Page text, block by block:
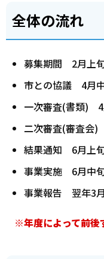
全体の流れ
募集期間 2月上
市との協議 4月
一次審査(書類) 4
二次審査(審査会
結果通知 6月上
事業実施 6月中
事業報告 翌年3
※年度によって前後